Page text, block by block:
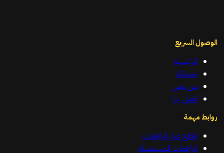
الوصول السريع
الرئيسية
خدماتنا
من نحن
اتصل بنا
روابط مهمة
قطع غيار الرافعات
الرافعات المستعملة